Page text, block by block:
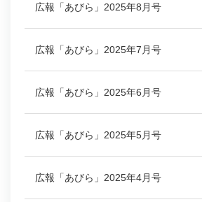
広報「あびら」2025年8月号
広報「あびら」2025年7月号
広報「あびら」2025年6月号
広報「あびら」2025年5月号
広報「あびら」2025年4月号